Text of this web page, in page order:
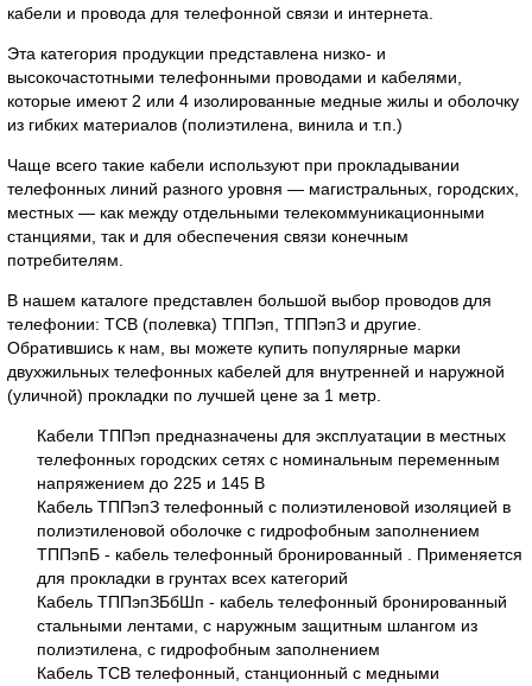
кабели и провода для телефонной связи и интернета.
Эта категория продукции представлена низко- и
высокочастотными телефонными проводами и кабелями,
которые имеют 2 или 4 изолированные медные жилы и оболочку
из гибких материалов (полиэтилена, винила и т.п.)
Чаще всего такие кабели используют при прокладывании
телефонных линий разного уровня — магистральных, городских,
местных — как между отдельными телекоммуникационными
станциями, так и для обеспечения связи конечным
потребителям.
В нашем каталоге представлен большой выбор проводов для
телефонии: ТСВ (полевка) ТППэп, ТППэпЗ и другие.
Обратившись к нам, вы можете купить популярные марки
двухжильных телефонных кабелей для внутренней и наружной
(уличной) прокладки по лучшей цене за 1 метр.
Кабели ТППэп предназначены для эксплуатации в местных
телефонных городских сетях с номинальным переменным
напряжением до 225 и 145 В
Кабель ТППэпЗ телефонный с полиэтиленовой изоляцией в
полиэтиленовой оболочке с гидрофобным заполнением
ТППэпБ - кабель телефонный бронированный . Применяется
для прокладки в грунтах всех категорий
Кабель ТППэпЗБбШп - кабель телефонный бронированный
стальными лентами, с наружным защитным шлангом из
полиэтилена, с гидрофобным заполнением
Кабель ТСВ телефонный, станционный с медными